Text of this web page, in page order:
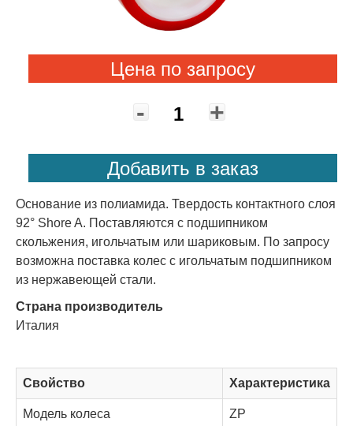
Цена по запросу
- +
Добавить в заказ
Основание из полиамида. Твердость контактного слоя
92° Shore A. Поставляются с подшипником
скольжения, игольчатым или шариковым. По запросу
возможна поставка колес с игольчатым подшипником
из нержавеющей стали.
Страна производитель
Италия
Свойство Характеристика
Модель колеса ZP